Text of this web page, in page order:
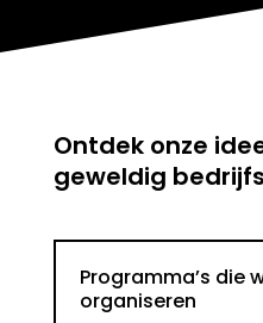
Ontdek onze
geweldig
Programma’s die
organiseren